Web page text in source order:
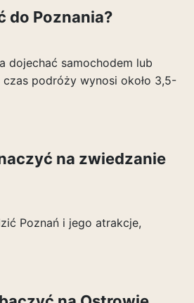
do Poznania?
dojechać samochodem lub
podróży wynosi około 3,5-
na zwiedzanie
Poznań i jego atrakcje,